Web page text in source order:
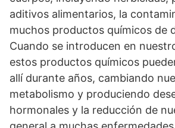
aditivos alimentarios, la
muchos productos químicos de
Cuando se introducen en
estos productos químicos
allí durante años, cambiando
metabolismo y produciendo
hormonales y la reducción de